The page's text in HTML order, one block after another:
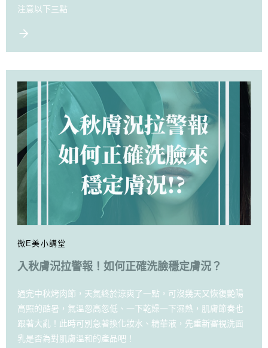
注意以下三點
微E美小講堂
入秋膚況拉警報！如何正確洗臉穩定膚況？
過完中秋烤肉節，天氣終於涼爽了一點，可沒幾天又恢復艷陽
高照的酷暑，氣溫忽高忽低、一下乾燥一下濕熱，肌膚節奏也
跟著大亂！此時可別急著換化妝水、精華液，先重新審視洗面
乳是否為對肌膚溫和的產品吧！